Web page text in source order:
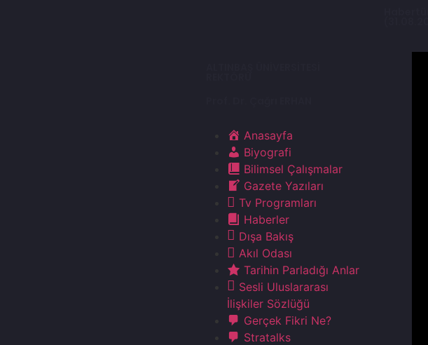
Anasayfa
Biyografi
Bilimsel Çalışmalar
Gazete Yazıları
Tv Programları
Haberler
Dışa Bakış
Akıl Odası
Tarihin Parladığı Anlar
Sesli Uluslararası
İlişkiler Sözlüğü
Gerçek Fikri Ne?
Stratalks